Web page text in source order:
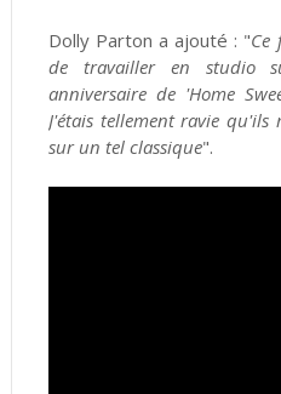
Dolly Parton a ajouté : "Ce
de travailler en studio
anniversaire de 'Home
J'étais tellement ravie
sur un tel classique".